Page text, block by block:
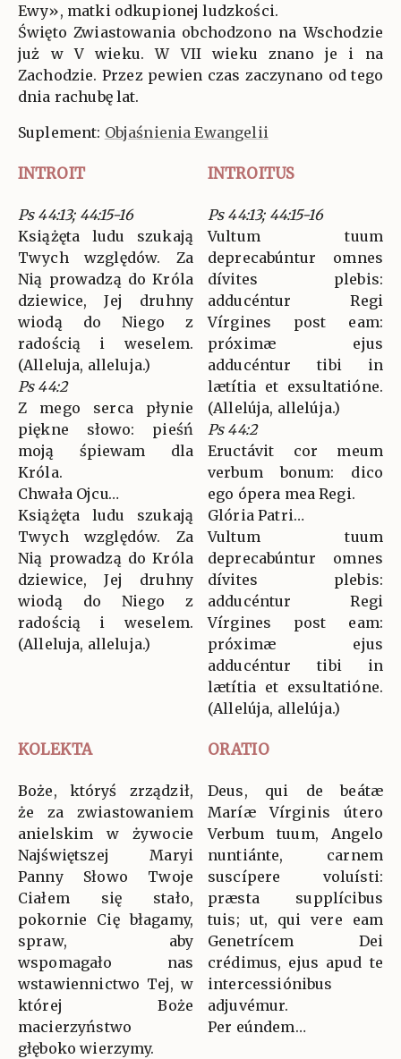
Ewy», matki odkupionej ludzkości.
Święto Zwiastowania obchodzono na Wschodzie
już w V wieku. W VII wieku znano je i na
Zachodzie. Przez pewien czas zaczynano od tego
dnia rachubę lat.
Suplement: Objaśnienia Ewangelii
INTROIT INTROITUS
Ps 44:13; 44:15-16
Książęta ludu szukają
Twych względów. Za
Nią prowadzą do Króla
dziewice, Jej druhny
wiodą do Niego z
radością i weselem.
(Alleluja, alleluja.)
Ps 44:2
Z mego serca płynie
piękne słowo: pieśń
moją śpiewam dla
Króla.
Chwała Ojcu…
Książęta ludu szukają
Twych względów. Za
Nią prowadzą do Króla
dziewice, Jej druhny
wiodą do Niego z
radością i weselem.
(Alleluja, alleluja.)
Ps 44:13; 44:15-16
Vultum tuum
deprecabúntur omnes
dívites plebis:
adducéntur Regi
Vírgines post eam:
próximæ ejus
adducéntur tibi in
lætítia et exsultatióne.
(Allelúja, allelúja.)
Ps 44:2
Eructávit cor meum
verbum bonum: dico
ego ópera mea Regi.
Glória Patri…
Vultum tuum
deprecabúntur omnes
dívites plebis:
adducéntur Regi
Vírgines post eam:
próximæ ejus
adducéntur tibi in
lætítia et exsultatióne.
(Allelúja, allelúja.)
KOLEKTA ORATIO
Boże, któryś zrządził,
że za zwiastowaniem
anielskim w żywocie
Najświętszej Maryi
Panny Słowo Twoje
Ciałem się stało,
pokornie Cię błagamy,
spraw, aby
wspomagało nas
wstawiennictwo Tej, w
której Boże
macierzyństwo
głęboko wierzymy.
Deus, qui de beátæ
Maríæ Vírginis útero
Verbum tuum, Angelo
nuntiánte, carnem
suscípere voluísti:
præsta supplícibus
tuis; ut, qui vere eam
Genetrícem Dei
crédimus, ejus apud te
intercessiónibus
adjuvémur.
Per eúndem…